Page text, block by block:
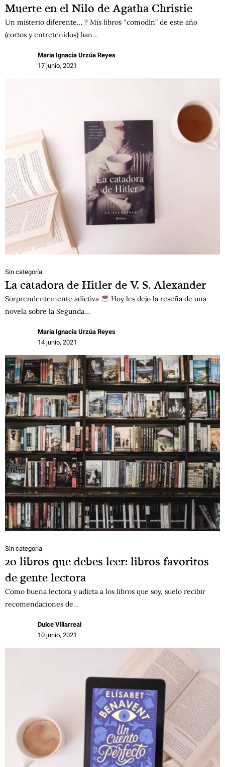
Muerte en el Nilo de Agatha Christie
Un misterio diferente… ? Mis libros “comodín” de este año
(cortos y entretenidos) han…
Maria Ignacia Urzúa Reyes
17 junio, 2021
Sin categoría
La catadora de Hitler de V. S. Alexander
Sorprendentemente adictiva
Hoy les dejo la reseña de una
novela sobre la Segunda…
Maria Ignacia Urzúa Reyes
14 junio, 2021
Sin categoría
20 libros que debes leer: libros favoritos
de gente lectora
Como buena lectora y adicta a los libros que soy, suelo recibir
recomendaciones de…
Dulce Villarreal
10 junio, 2021